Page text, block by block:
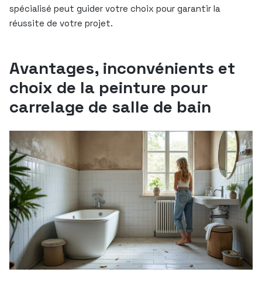
spécialisé peut guider votre choix pour garantir la
réussite de votre projet.
Avantages, inconvénients et
choix de la peinture pour
carrelage de salle de bain